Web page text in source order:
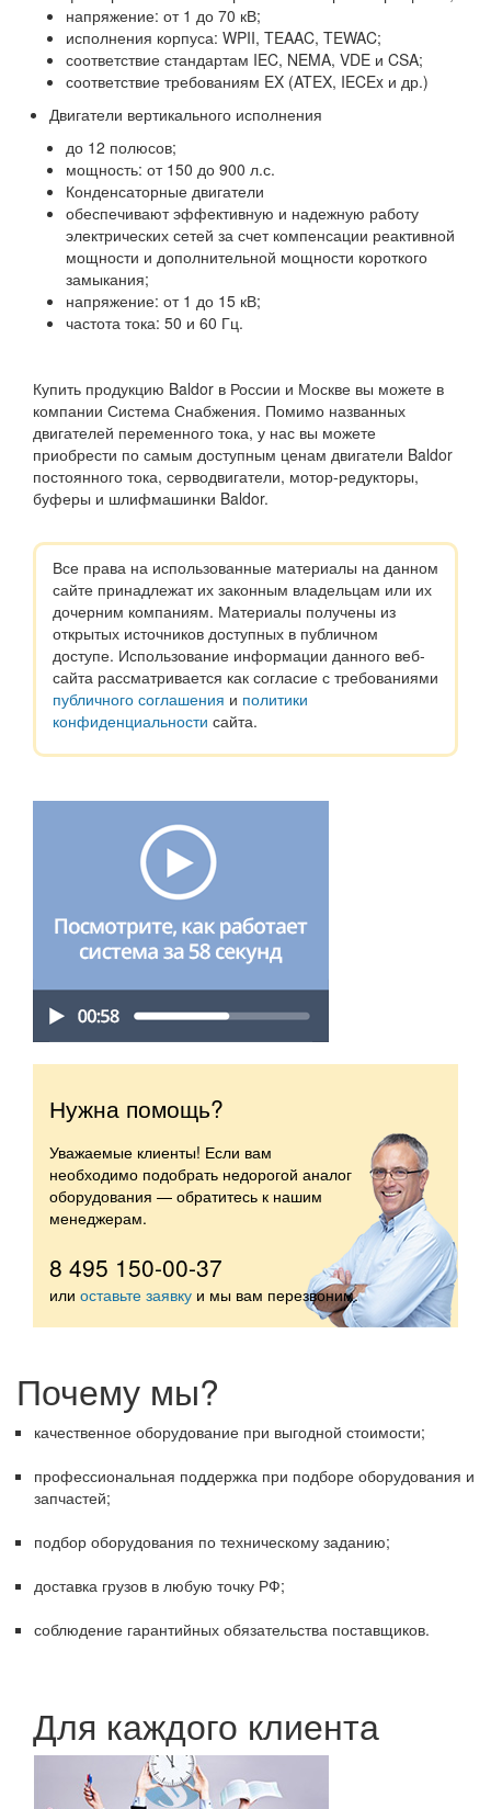
напряжение: от 1 до 70 кВ;
исполнения корпуса: WPII, TEAAC, TEWAC;
соответствие стандартам IEC, NEMA, VDE и CSA;
соответствие требованиям EX (ATEX, IECEx и др.)
Двигатели вертикального исполнения
до 12 полюсов;
мощность: от 150 до 900 л.с.
Конденсаторные двигатели
обеспечивают эффективную и надежную работу
электрических сетей за счет компенсации реактивной
мощности и дополнительной мощности короткого
замыкания;
напряжение: от 1 до 15 кВ;
частота тока: 50 и 60 Гц.
Купить продукцию Baldor в России и Москве вы можете в
компании Система Снабжения. Помимо названных
двигателей переменного тока, у нас вы можете
приобрести по самым доступным ценам двигатели Baldor
постоянного тока, серводвигатели, мотор-редукторы,
буферы и шлифмашинки Baldor.
Все права на использованные материалы на данном
сайте принадлежат их законным владельцам или их
дочерним компаниям. Материалы получены из
открытых источников доступных в публичном
доступе. Использование информации данного веб-
сайта рассматривается как согласие с требованиями
публичного соглашения и политики
конфиденциальности сайта.
Нужна помощь?
Уважаемые клиенты! Если вам
необходимо подобрать недорогой аналог
оборудования — обратитесь к нашим
менеджерам.
8 495 150-00-37
или оставьте заявку и мы вам перезвоним.
Почему мы?
качественное оборудование при выгодной стоимости;
профессиональная поддержка при подборе оборудования и
запчастей;
подбор оборудования по техническому заданию;
доставка грузов в любую точку РФ;
соблюдение гарантийных обязательства поставщиков.
Для каждого клиента